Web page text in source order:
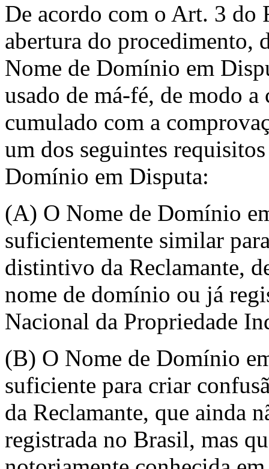
De acordo com o Art. 3 do
abertura do procedimento,
Nome de Domínio em
usado de má-fé, de modo
cumulado com a
um dos seguintes
Domínio em Disputa:
(A) O Nome de Domínio
suficientemente similar
distintivo da Reclamante,
nome de domínio ou já
Nacional da Propriedade
(B) O Nome de Domínio
suficiente para criar
da Reclamante, que ainda
registrada no Brasil, mas